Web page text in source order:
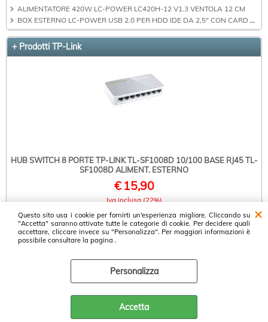
Questo sito usa i cookie per fornirti un'esperienza migliore. Cliccando su
"Accetta" saranno attivate tutte le categorie di cookie. Per decidere quali
accettare, cliccare invece su "Personalizza". Per maggiori informazioni è
possibile consultare la pagina .
Personalizza
Accetta
Kite equipment
ALIMENTATORE 420W LC-POWER LC420H-12 V1.3 VENTOLA 12 CM
BOX ESTERNO LC-POWER USB 2.0 PER HDD IDE DA 2,5" CON CARD READER, DISPLAY E BATTERIE RICARICABILI, TRASFERIMENTO OTG EH-25BD
+ Prodotti TP-Link
HUB SWITCH 8 PORTE TP-LINK TL-SF1008D 10/100 BASE RJ45 TL-
SF1008D ALIMENT. ESTERNO
€ 15,90
Iva inclusa (22%)
Flysurfer Peak Trainer scheda informativa
Proservice srl ~ Cash & Carry Prodotti Informatici ~ Via Luxemburg, 37 -